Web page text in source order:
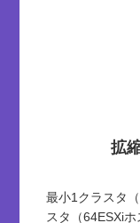
拡
最小1クラスタ
スタ（64ESXi